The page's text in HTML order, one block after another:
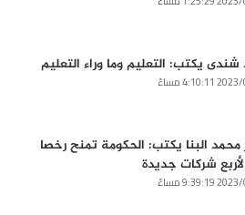
يكتب: التعليم وما وراء التعليم
مساءً
محمد البنا يكتب: الحكومة تمنح رخصا
شركات جديدة
مساءً